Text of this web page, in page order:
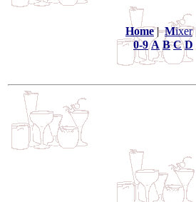
Home|Mixer
0-9 A B C D